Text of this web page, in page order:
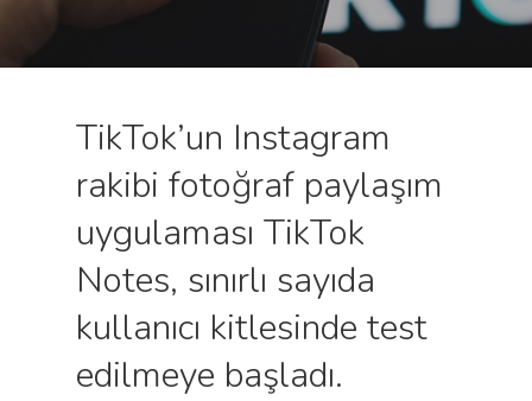
TikTok’un Instagram
rakibi fotoğraf paylaşım
uygulaması TikTok
Notes, sınırlı sayıda
kullanıcı kitlesinde test
edilmeye başladı.